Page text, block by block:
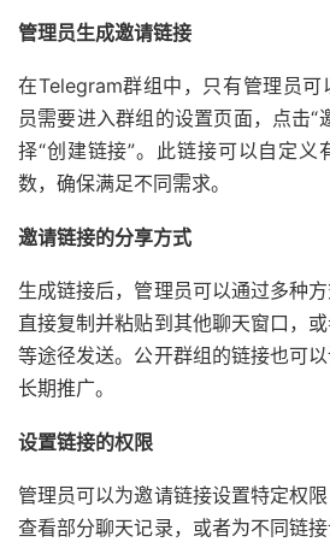
管理员生成邀请链接
在Telegram群组中，只有管理员可
员需要进入群组的设置页面，点击“
择“创建链接”。此链接可以自定义
数，确保满足不同需求。
邀请链接的分享方式
生成链接后，管理员可以通过多种
直接复制并粘贴到其他聊天窗口，
等途径发送。公开群组的链接也可
长期推广。
设置链接的权限
管理员可以为邀请链接设置特定权
查看部分聊天记录，或者为不同链接